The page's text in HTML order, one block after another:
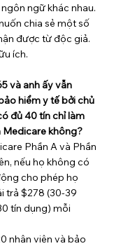
ngữ khác nhau.
chia sẻ một số
được từ độc giả.
ích.
và anh ấy vẫn
hiểm y tế bởi chủ
đủ 40 tín chỉ làm
không?
Phần A và Phần
nếu họ không có
cho phép họ
trả $278 (30-39
tín dụng) mỗi
nhân viên và bảo